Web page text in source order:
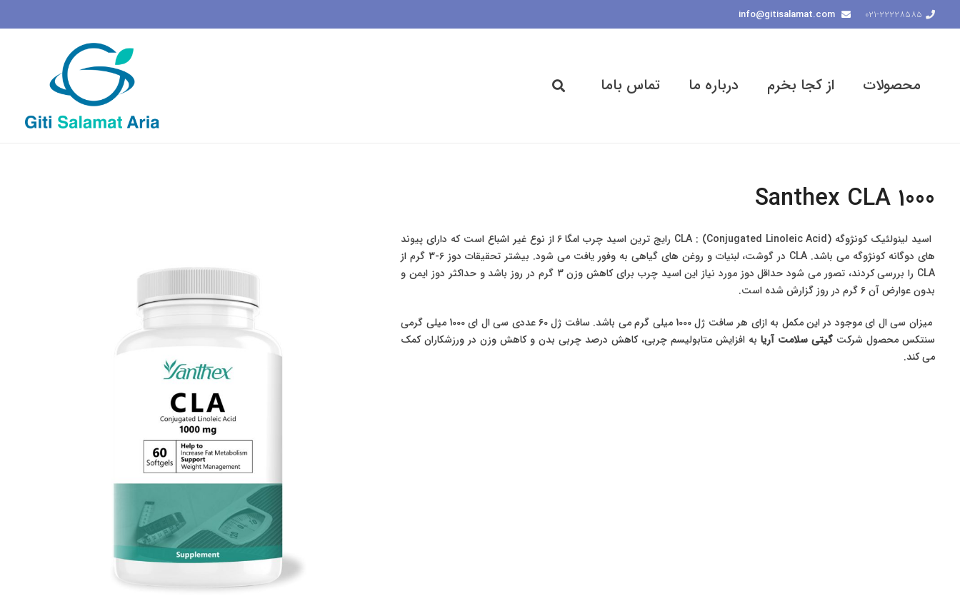
021-22228585
محصولات از کجا بخرم درباره ما تماس باما
Santhex CLA 1000
اسید لینولئیک کونژوگه (Conjugated Linoleic Acid) : CLA رایج ترین اسید چرب امگا 6 از نوع غیر اشباع است که دارای پیوند
های دوگانه کونژوگه می باشد. CLA در گوشت، لبنیات و روغن های گیاهی به وفور یافت می شود. بیشتر تحقیقات دوز 6-3 گرم از
CLA را بررسی کردند، تصور می شود حداقل دوز مورد نیاز این اسید چرب برای کاهش وزن 3 گرم در روز باشد و حداکثر دوز ایمن و
بدون عوارض آن 6 گرم در روز گزارش شده است.
میزان سی ال ای موجود در این مکمل به ازای هر سافت ژل 1000 میلی گرم می باشد. سافت ژل 60 عددی سی ال ای 1000 میلی گرمی
سنتکس محصول شرکت گیتی سلامت آریابه افزایش متابولیسم چربی، کاهش درصد چربی بدن و کاهش وزن در ورزشکاران کمک
می کند.